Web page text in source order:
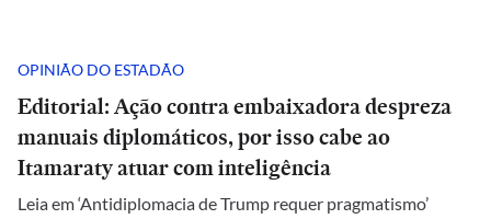
OPINIÃO DO ESTADÃO
Editorial: Ação contra embaixadora despreza
manuais diplomáticos, por isso cabe ao
Itamaraty atuar com inteligência
Leia em ‘Antidiplomacia de Trump requer pragmatismo’